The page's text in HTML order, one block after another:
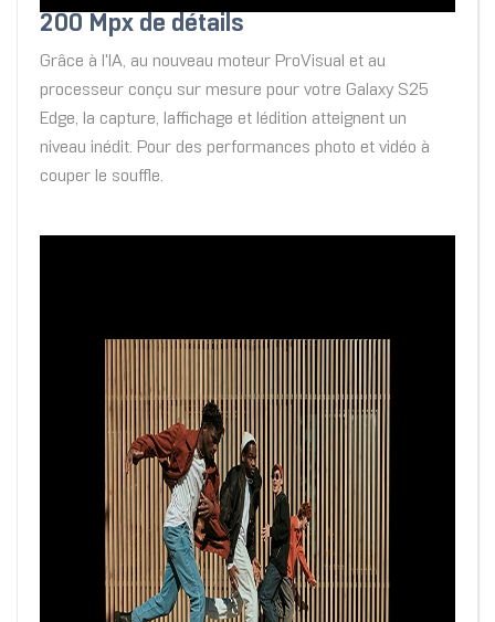
200 Mpx de détails
Grâce à l'IA, au nouveau moteur ProVisual et au
processeur conçu sur mesure pour votre Galaxy S25
Edge, la capture, laffichage et lédition atteignent un
niveau inédit. Pour des performances photo et vidéo à
couper le souffle.